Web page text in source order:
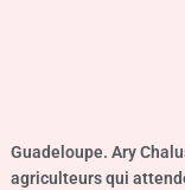
Guadeloupe. Ary
agriculteurs qui